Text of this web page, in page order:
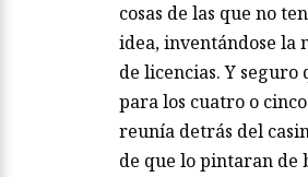
cosas de las que no
idea, inventándose la
de licencias. Y
para los cuatro o
reunía detrás del
de que lo pintaran de